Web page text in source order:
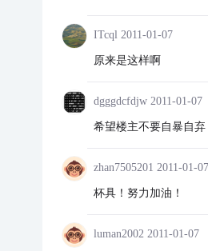
ITcql 2011-01-07
原来是这样啊
dgggdcfdjw 2011-01-07
希望楼主不要自暴自弃
zhan7505201 2011-01-07
杯具！努力加油！
luman2002 2011-01-07